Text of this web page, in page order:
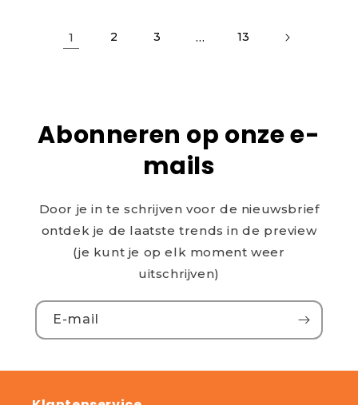
1 2 3 … 13
Abonneren op onze e-
mails
Door je in te schrijven voor de nieuwsbrief
ontdek je de laatste trends in de preview
(je kunt je op elk moment weer
uitschrijven)
E‑mail